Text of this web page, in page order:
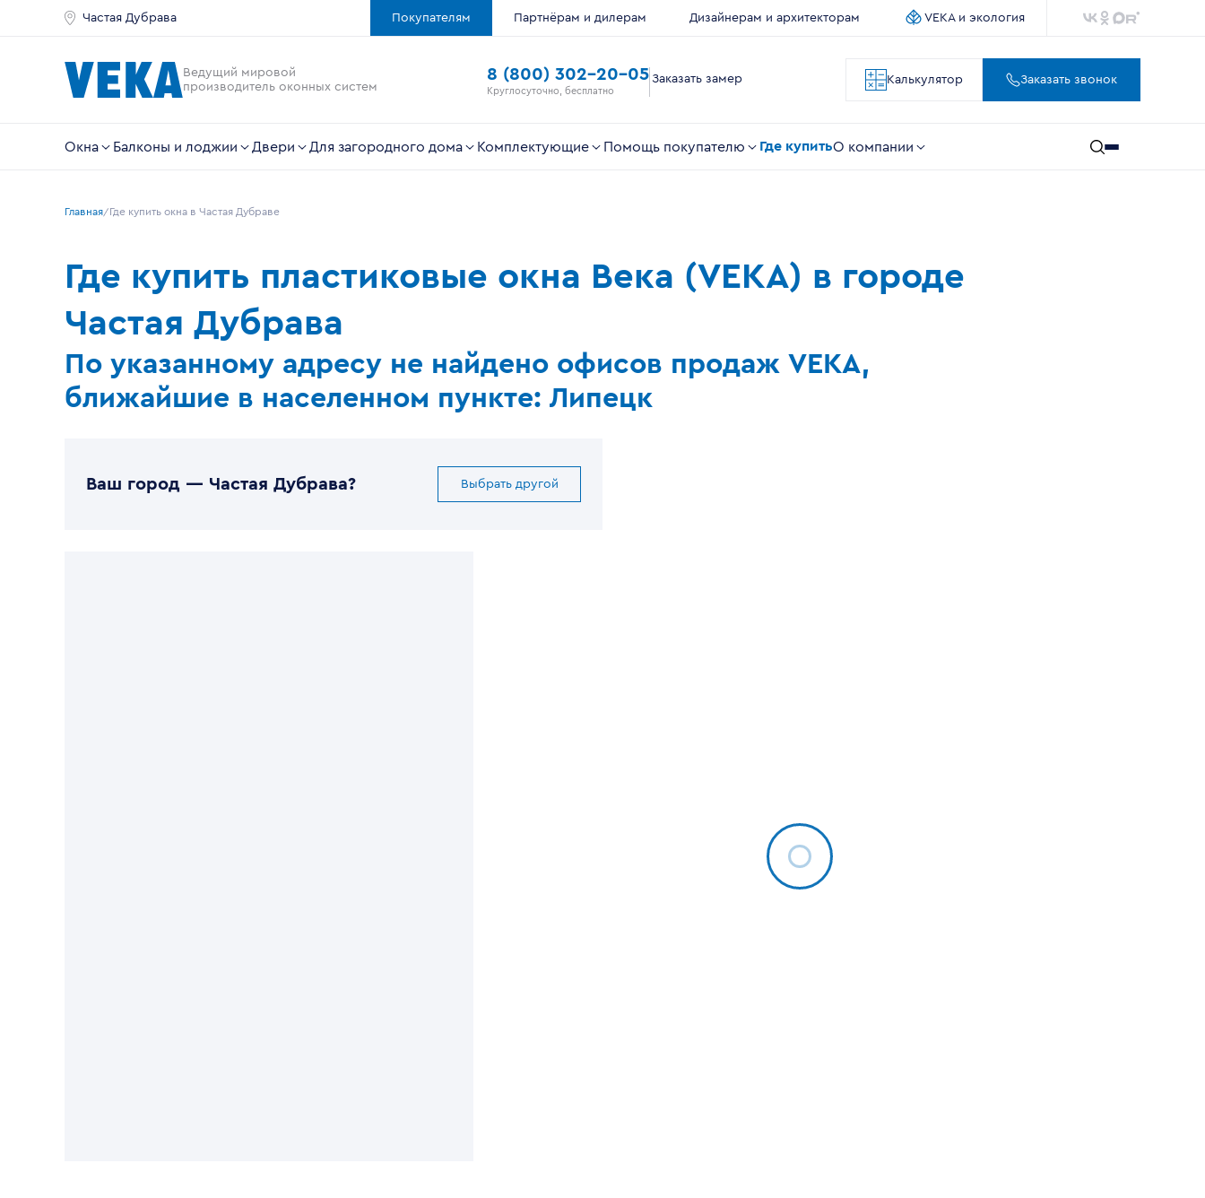
Частая Дубрава Покупателям Партнёрам и дилерам Дизайнерам и архитекторам VEKA и экология
Ведущий мировой
производитель оконных систем
8 (800) 302-20-05
Круглосуточно, бесплатно
Заказать замер Калькулятор Заказать звонок
Окна Балконы и лоджии Двери Для загородного дома Комплектующие Помощь покупателю Где купитьО компании
Главная Где купить окна в Частая Дубраве
Где купить пластиковые окна Века (VEKA) в городе
Частая Дубрава
По указанному адресу не найдено офисов продаж VEKA,
ближайшие в населенном пункте: Липецк
Ваш город — Частая Дубрава? Выбрать другой